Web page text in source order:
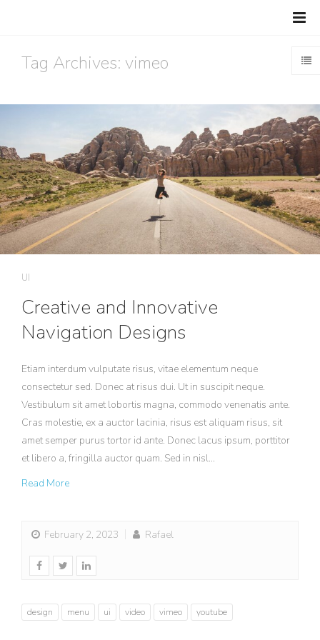
Tag Archives: vimeo
UI
Creative and Innovative
Navigation Designs
Etiam interdum vulputate risus, vitae elementum neque
consectetur sed. Donec at risus dui. Ut in suscipit neque.
Vestibulum sit amet lobortis magna, commodo venenatis ante.
Cras molestie, ex a auctor lacinia, risus est aliquam risus, sit
amet semper purus tortor id ante. Donec lacus ipsum, porttitor
et libero a, fringilla auctor quam. Sed in nisl…
Read More
February 2, 2023 Rafael
design menu ui video vimeo youtube